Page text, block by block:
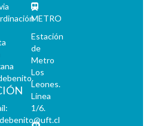
METRO
Estación
de
Metro
Los
Leones.
Línea
1/6.